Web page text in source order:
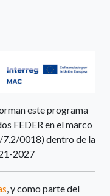
este programa
FEDER en el marco
0018) dentro de la
2027
, y como parte del